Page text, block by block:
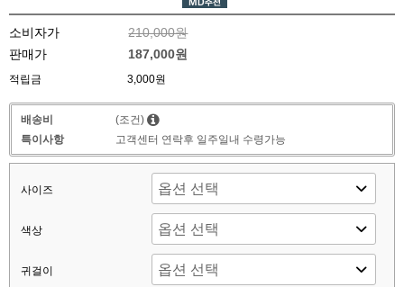
소비자가
210,000원
판매가
187,000원
적립금 3,000원
배송비
(조건)
특이사항
고객센터 연락후 일주일내 수령가능
사이즈
색상
귀걸이